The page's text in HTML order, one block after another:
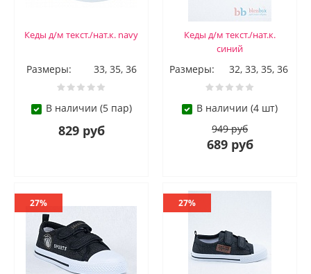
Кеды д/м текст./нат.к. navy
Размеры: 33, 35, 36
В наличии (5 пар)
829 руб
Кеды д/м текст./нат.к.
синий
Размеры: 32, 33, 35, 36
В наличии (4 шт)
949 руб
689 руб
27% 27%